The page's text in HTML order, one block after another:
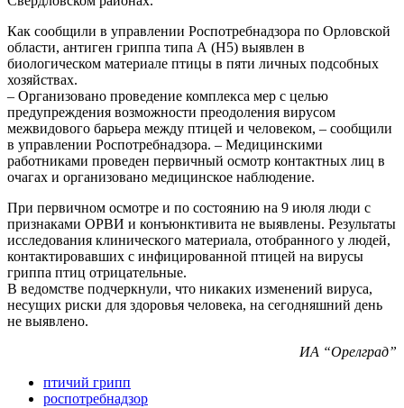
Как сообщили в управлении Роспотребнадзора по Орловской
области, антиген гриппа типа А (Н5) выявлен в
биологическом материале птицы в пяти личных подсобных
хозяйствах.
– Организовано проведение комплекса мер с целью
предупреждения возможности преодоления вирусом
межвидового барьера между птицей и человеком, – сообщили
в управлении Роспотребнадзора. – Медицинскими
работниками проведен первичный осмотр контактных лиц в
очагах и организовано медицинское наблюдение.
При первичном осмотре и по состоянию на 9 июля люди с
признаками ОРВИ и конъюнктивита не выявлены. Результаты
исследования клинического материала, отобранного у людей,
контактировавших с инфицированной птицей на вирусы
гриппа птиц отрицательные.
В ведомстве подчеркнули, что никаких изменений вируса,
несущих риски для здоровья человека, на сегодняшний день
не выявлено.
ИА “Орелград”
птичий грипп
роспотребнадзор